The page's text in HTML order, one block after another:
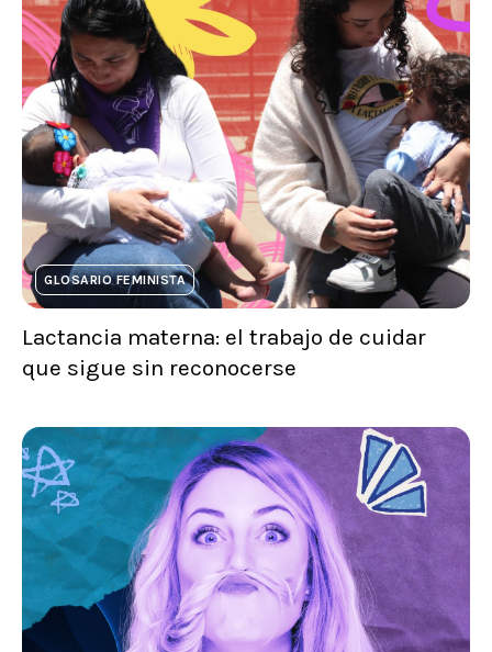
GLOSARIO FEMINISTA
Lactancia materna: el trabajo de cuidar
que sigue sin reconocerse